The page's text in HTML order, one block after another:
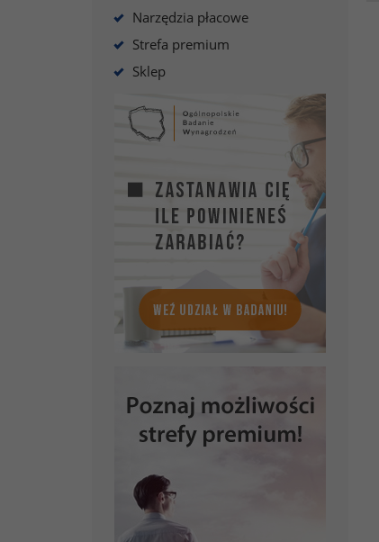
Narzędzia płacowe
Strefa premium
Sklep